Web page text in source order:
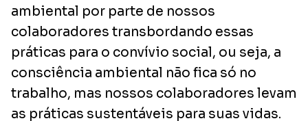
ambiental por parte de nossos
colaboradores transbordando essas
práticas para o convívio social, ou seja, a
consciência ambiental não fica só no
trabalho, mas nossos colaboradores levam
as práticas sustentáveis para suas vidas.